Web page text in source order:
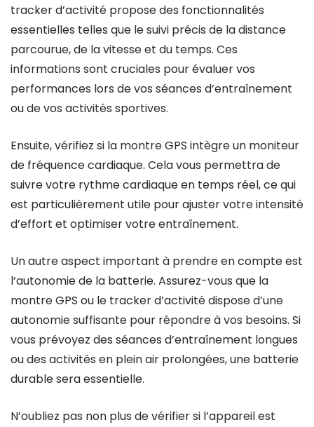
tracker d’activité propose des fonctionnalités
essentielles telles que le suivi précis de la distance
parcourue, de la vitesse et du temps. Ces
informations sont cruciales pour évaluer vos
performances lors de vos séances d’entraînement
ou de vos activités sportives.
Ensuite, vérifiez si la montre GPS intègre un moniteur
de fréquence cardiaque. Cela vous permettra de
suivre votre rythme cardiaque en temps réel, ce qui
est particulièrement utile pour ajuster votre intensité
d’effort et optimiser votre entraînement.
Un autre aspect important à prendre en compte est
l’autonomie de la batterie. Assurez-vous que la
montre GPS ou le tracker d’activité dispose d’une
autonomie suffisante pour répondre à vos besoins. Si
vous prévoyez des séances d’entraînement longues
ou des activités en plein air prolongées, une batterie
durable sera essentielle.
N’oubliez pas non plus de vérifier si l’appareil est